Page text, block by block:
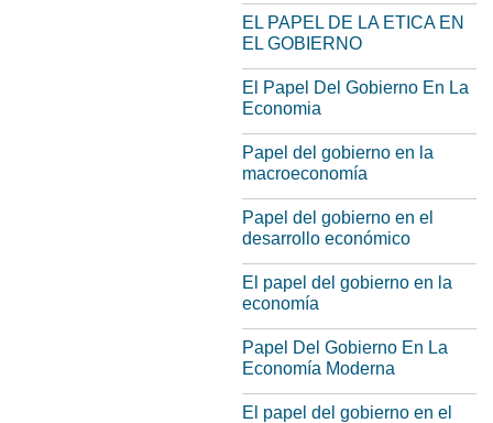
EL PAPEL DE LA ETICA EN
EL GOBIERNO
El Papel Del Gobierno En La
Economia
Papel del gobierno en la
macroeconomía
Papel del gobierno en el
desarrollo económico
El papel del gobierno en la
economía
Papel Del Gobierno En La
Economía Moderna
El papel del gobierno en el